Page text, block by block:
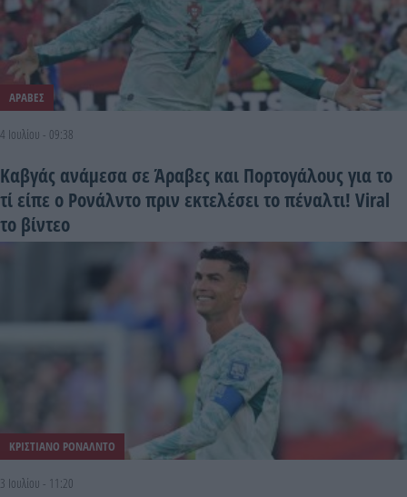
ΑΡΑΒΕΣ
4 Ιουλίου - 09:38
Καβγάς ανάμεσα σε Άραβες και Πορτογάλους για το
τί είπε ο Ρονάλντο πριν εκτελέσει το πέναλτι! Viral
το βίντεο
ΚΡΙΣΤΙΑΝΟ ΡΟΝΑΛΝΤΟ
3 Ιουλίου - 11:20